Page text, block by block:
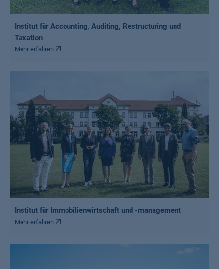
Institut für Accounting, Auditing, Restructuring und
Taxation
Mehr erfahren
Institut für Immobilienwirtschaft und -management
Mehr erfahren